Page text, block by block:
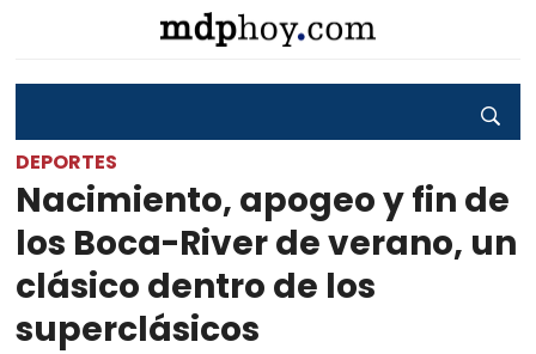
DEPORTES
Nacimiento, apogeo y fin de
los Boca-River de verano, un
clásico dentro de los
superclásicos